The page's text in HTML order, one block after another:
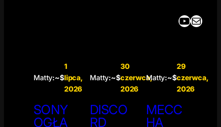
YouTube Mail
Matty:~$
1
lipca,
2026
SONY
OGŁA
Matty:~$
30
czerwca,
2026
DISCO
RD
Matty:~$
29
czerwca,
2026
MECC
HA